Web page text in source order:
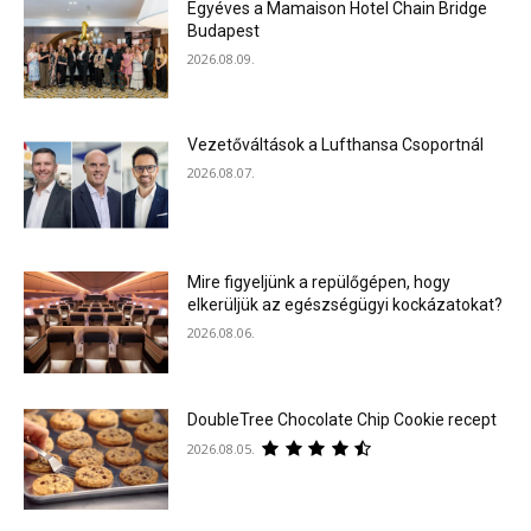
Egyéves a Mamaison Hotel Chain Bridge
Budapest
2026.08.09.
Vezetőváltások a Lufthansa Csoportnál
2026.08.07.
Mire figyeljünk a repülőgépen, hogy
elkerüljük az egészségügyi kockázatokat?
2026.08.06.
DoubleTree Chocolate Chip Cookie recept
2026.08.05.